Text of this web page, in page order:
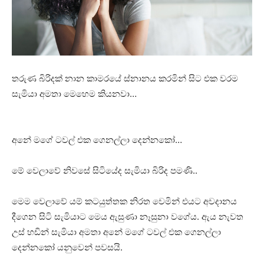
තරුණ බිරිදක් නාන කාමරයේ ස්නානය කරමින් සිට එක වරම
සැමියා අමතා මෙහෙම කියනවා…
අනේ මගේ ටවල් එක ගෙනල්ලා දෙන්නකෝ…
මේ වෙලාවේ නිවසේ සිටියේද සැමියා බිරිද පමණි..
මෙම වෙලාවේ යම් කටයුත්තක නිරත වෙමින් එයට අවදානය
දීගෙන සිටි සැමියාට මෙය ඇසුණා නෑසුනා වගේය. ඇය නැවත
උස් හඩින් සැමියා අමතා අනේ මගේ ටවල් එක ගෙනල්ලා
දෙන්නකෝ යනුවෙන් පවසයි.